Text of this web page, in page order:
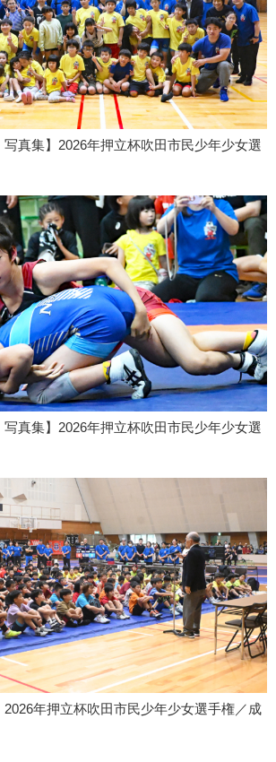
写真集】2026年押立杯吹田市民少年少女選
写真集】2026年押立杯吹田市民少年少女選
2026年押立杯吹田市民少年少女選手権／成